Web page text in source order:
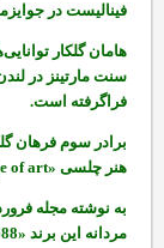
فینالیست در جوایزمد
هامان گلکار
سنت مارتینز در لندن «
فراگرفته است.
برادر سوم فرهان
هنر چلسی «of art
مردانه این برند «Emperor1688 »